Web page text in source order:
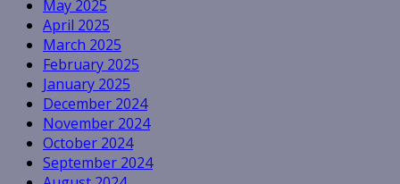
May 2025
April 2025
March 2025
February 2025
January 2025
December 2024
November 2024
October 2024
September 2024